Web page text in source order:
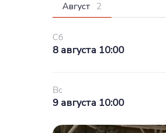
Август
Сб
8 августа 10:00
Вс
9 августа 10:00